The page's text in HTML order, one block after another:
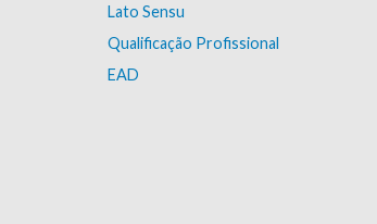
Lato Sensu
Qualificação Profissional
EAD